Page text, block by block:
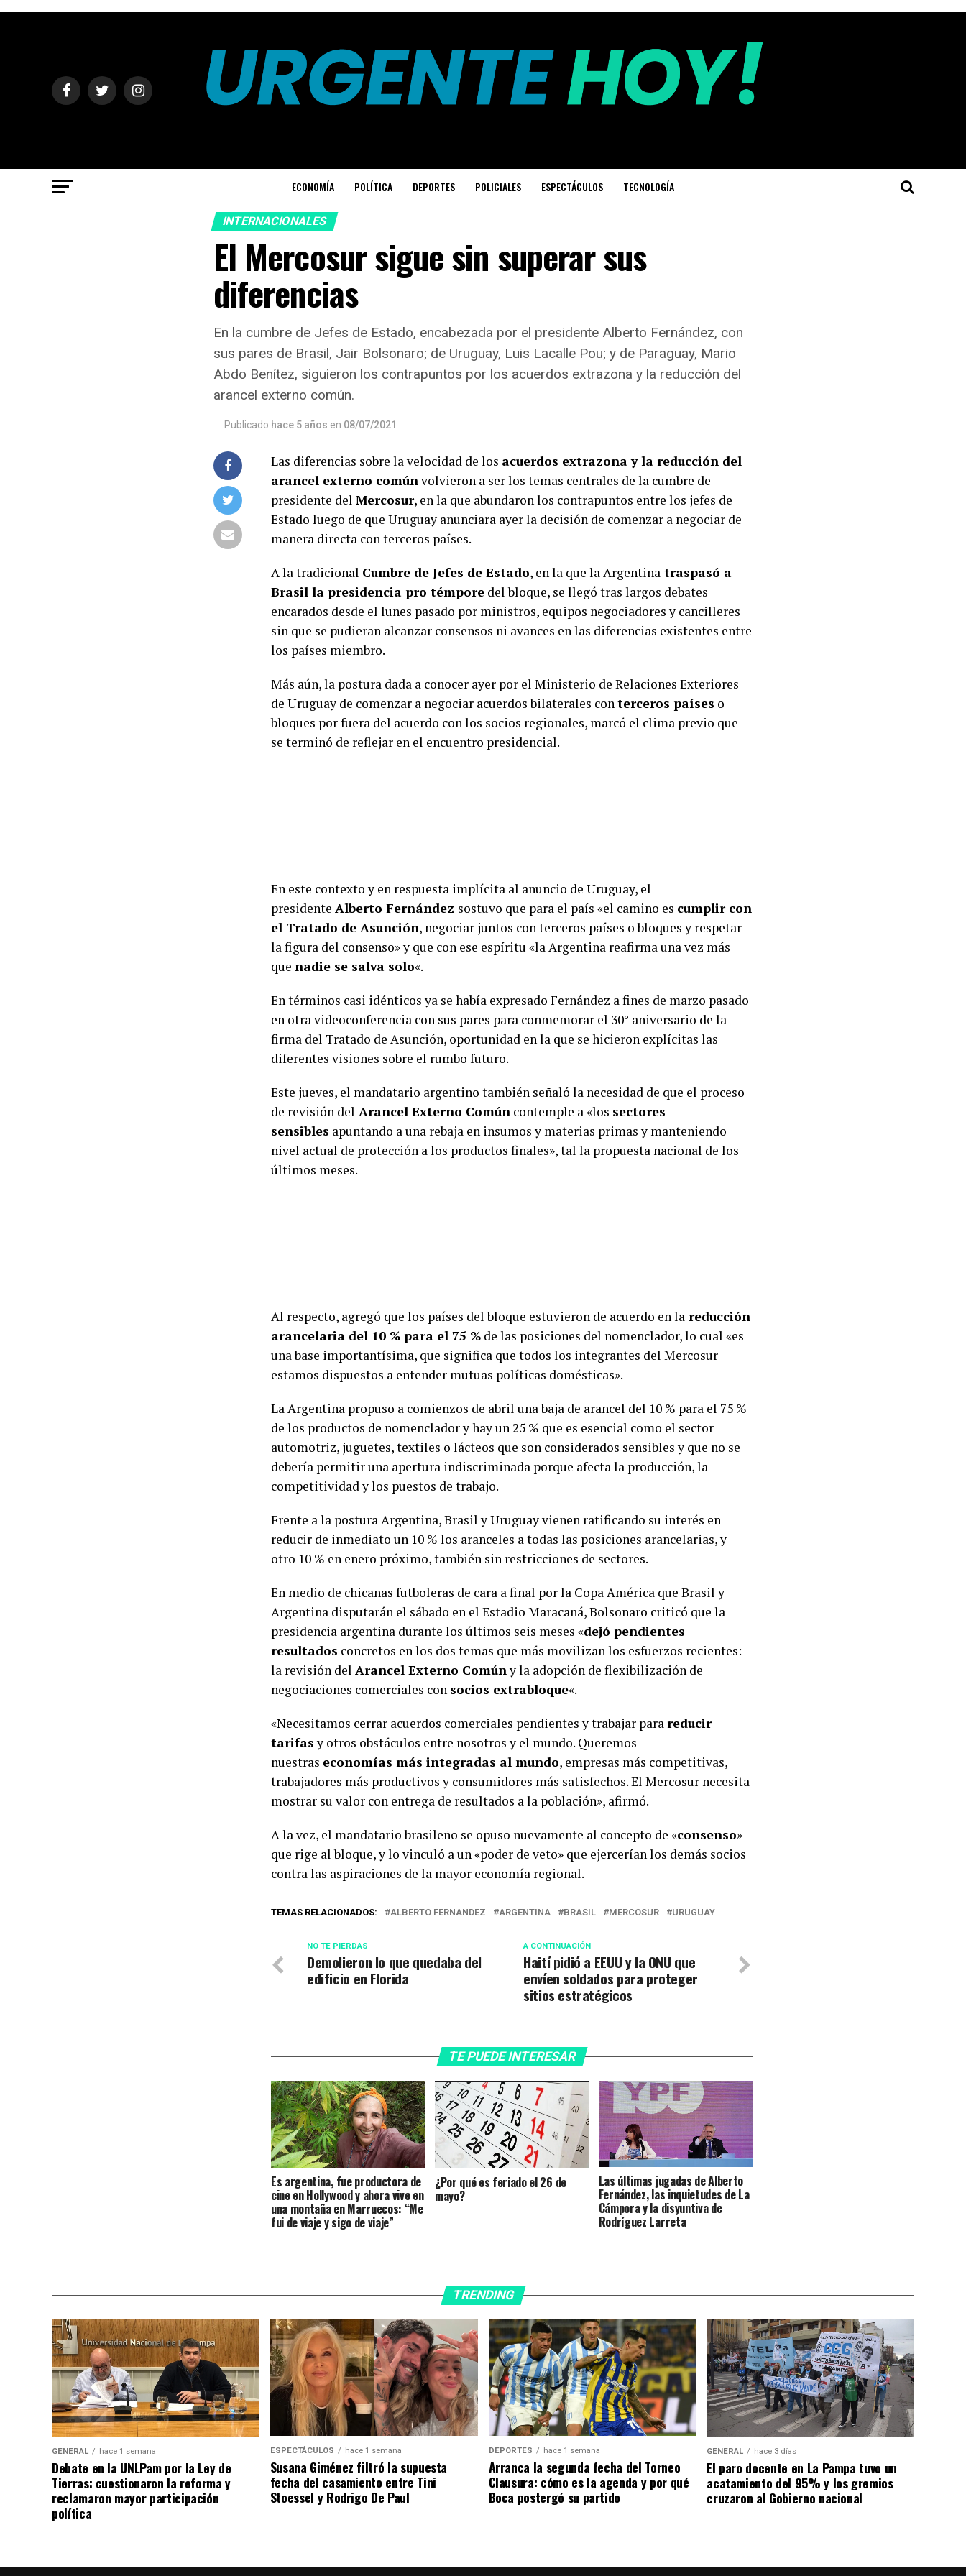
ECONOMÍA POLÍTICA DEPORTES POLICIALES ESPECTÁCULOS TECNOLOGÍA
INTERNACIONALES
El Mercosur sigue sin superar sus
diferencias
En la cumbre de Jefes de Estado, encabezada por el presidente Alberto Fernández, con
sus pares de Brasil, Jair Bolsonaro; de Uruguay, Luis Lacalle Pou; y de Paraguay, Mario
Abdo Benítez, siguieron los contrapuntos por los acuerdos extrazona y la reducción del
arancel externo común.
Publicado hace 5 años en 08/07/2021
Las diferencias sobre la velocidad de los acuerdos extrazona y la reducción del
arancel externo comúnvolvieron a ser los temas centrales de la cumbre de
presidente del Mercosur, en la que abundaron los contrapuntos entre los jefes de
Estado luego de que Uruguay anunciara ayer la decisión de comenzar a negociar de
manera directa con terceros países.
A la tradicional Cumbre de Jefes de Estado, en la que la Argentina traspasó a
Brasil la presidencia pro témpore del bloque, se llegó tras largos debates
encarados desde el lunes pasado por ministros, equipos negociadores y cancilleres
sin que se pudieran alcanzar consensos ni avances en las diferencias existentes entre
los países miembro.
Más aún, la postura dada a conocer ayer por el Ministerio de Relaciones Exteriores
de Uruguay de comenzar a negociar acuerdos bilaterales conterceros países o
bloques por fuera del acuerdo con los socios regionales, marcó el clima previo que
se terminó de reflejar en el encuentro presidencial.
En este contexto y en respuesta implícita al anuncio de Uruguay, el
presidente Alberto Fernández sostuvo que para el país «el camino es cumplir con
el Tratado de Asunción, negociar juntos con terceros países o bloques y respetar
la figura del consenso» y que con ese espíritu «la Argentina reafirma una vez más
que nadie se salva solo«.
En términos casi idénticos ya se había expresado Fernández a fines de marzo pasado
en otra videoconferencia con sus pares para conmemorar el 30° aniversario de la
firma del Tratado de Asunción, oportunidad en la que se hicieron explícitas las
diferentes visiones sobre el rumbo futuro.
Este jueves, el mandatario argentino también señaló la necesidad de que el proceso
de revisión del Arancel Externo Común contemple a «los sectores
sensibles apuntando a una rebaja en insumos y materias primas y manteniendo
nivel actual de protección a los productos finales», tal la propuesta nacional de los
últimos meses.
Al respecto, agregó que los países del bloque estuvieron de acuerdo en la reducción
arancelaria del 10 % para el 75 % de las posiciones del nomenclador, lo cual «es
una base importantísima, que significa que todos los integrantes del Mercosur
estamos dispuestos a entender mutuas políticas domésticas».
La Argentina propuso a comienzos de abril una baja de arancel del 10 % para el 75 %
de los productos de nomenclador y hay un 25 % que es esencial como el sector
automotriz, juguetes, textiles o lácteos que son considerados sensibles y que no se
debería permitir una apertura indiscriminada porque afecta la producción, la
competitividad y los puestos de trabajo.
Frente a la postura Argentina, Brasil y Uruguay vienen ratificando su interés en
reducir de inmediato un 10 % los aranceles a todas las posiciones arancelarias, y
otro 10 % en enero próximo, también sin restricciones de sectores.
En medio de chicanas futboleras de cara a final por la Copa América que Brasil y
Argentina disputarán el sábado en el Estadio Maracaná, Bolsonaro criticó que la
presidencia argentina durante los últimos seis meses «dejó pendientes
resultados concretos en los dos temas que más movilizan los esfuerzos recientes:
la revisión del Arancel Externo Comúny la adopción de flexibilización de
negociaciones comerciales con socios extrabloque«.
«Necesitamos cerrar acuerdos comerciales pendientes y trabajar parareducir
tarifasy otros obstáculos entre nosotros y el mundo. Queremos
nuestras economías más integradas al mundo, empresas más competitivas,
trabajadores más productivos y consumidores más satisfechos. El Mercosur necesita
mostrar su valor con entrega de resultados a la población», afirmó.
A la vez, el mandatario brasileño se opuso nuevamente al concepto de «consenso»
que rige al bloque, y lo vinculó a un «poder de veto» que ejercerían los demás socios
contra las aspiraciones de la mayor economía regional.
TEMAS RELACIONADOS: ALBERTO FERNANDEZ ARGENTINA BRASIL MERCOSUR URUGUAY
A CONTINUACIÓN
Haití pidió a EEUU y la ONU que
envíen soldados para proteger
sitios estratégicos
NO TE PIERDAS
Demolieron lo que quedaba del
edificio en Florida
TE PUEDE INTERESAR
Es argentina, fue productora de
cine en Hollywood y ahora vive en
una montaña en Marruecos: “Me
fui de viaje y sigo de viaje”
¿Por qué es feriado el 26 de
mayo?
Las últimas jugadas de Alberto
Fernández, las inquietudes de La
Cámpora y la disyuntiva de
Rodríguez Larreta
TRENDING
GENERAL hace 1 semana
Debate en la UNLPam por la Ley de
Tierras: cuestionaron la reforma y
reclamaron mayor participación
política
ESPECTÁCULOS hace 1 semana
Susana Giménez filtró la supuesta
fecha del casamiento entre Tini
Stoessel y Rodrigo De Paul
DEPORTES hace 1 semana
Arranca la segunda fecha del Torneo
Clausura: cómo es la agenda y por qué
Boca postergó su partido
GENERAL hace 3 días
El paro docente en La Pampa tuvo un
acatamiento del 95% y los gremios
cruzaron al Gobierno nacional